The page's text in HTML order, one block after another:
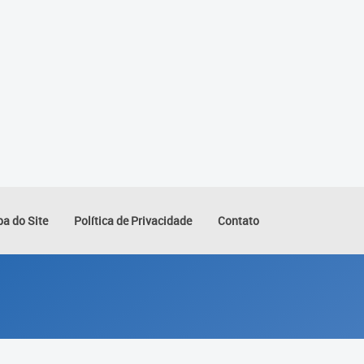
do Site Política de Privacidade Contato